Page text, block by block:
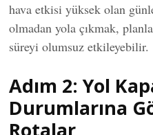
hava etkisi yüksek olan
olmadan yola çıkmak,
süreyi olumsuz etkileyebilir.
Adım 2: Yol
Durumlarına